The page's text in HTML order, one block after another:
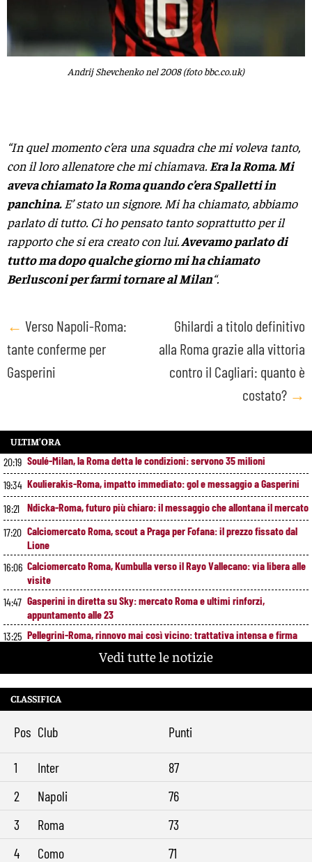
Andrij Shevchenko nel 2008 (foto bbc.co.uk)
“In quel momento c’era una squadra che mi voleva tanto,
con il loro allenatore che mi chiamava. Era la Roma. Mi
aveva chiamato la Roma quando c’era Spalletti in
panchina.E’ stato un signore. Mi ha chiamato, abbiamo
parlato di tutto. Ci ho pensato tanto soprattutto per il
rapporto che si era creato con lui.Avevamo parlato di
tutto ma dopo qualche giorno mi ha chiamato
Berlusconi per farmi tornare al Milan“.
Post
navigation
← Verso Napoli-Roma:
tante conferme per
Gasperini
Ghilardi a titolo definitivo
alla Roma grazie alla vittoria
contro il Cagliari: quanto è
costato? →
ULTIM’ORA
20:19 Soulé-Milan, la Roma detta le condizioni: servono 35 milioni
19:34 Koulierakis-Roma, impatto immediato: gol e messaggio a Gasperini
18:21 Ndicka-Roma, futuro più chiaro: il messaggio che allontana il mercato
17:20 Calciomercato Roma, scout a Praga per Fofana: il prezzo fissato dal
Lione
16:06 Calciomercato Roma, Kumbulla verso il Rayo Vallecano: via libera alle
visite
14:47 Gasperini in diretta su Sky: mercato Roma e ultimi rinforzi,
appuntamento alle 23
13:25 Pellegrini-Roma, rinnovo mai così vicino: trattativa intensa e firma
12:00
10:39 Alajbegovic, Pjanic svela il ruolo: perché il talento seguito dalla Roma
9:29
Roma, il mercato ora è nelle sue mani: dopo Molina manca soltanto
l’ala
Vedi tutte le notizie
CLASSIFICA
Pos Club Punti
1 Inter
87
2
Napoli
76
3
Roma
73
4
Como
71